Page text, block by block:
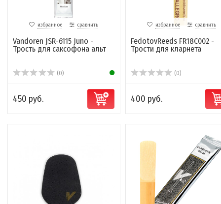
избранное сравнить
Vandoren JSR-6115 Juno -
Трость для саксофона альт
(0)
450 руб.
избранное сравнить
FedotovReeds FR18C002 -
Трости для кларнета
(0)
400 руб.